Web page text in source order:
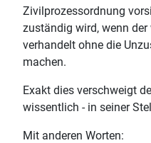
Zivilprozessordnung
zuständig wird, wenn
verhandelt ohne die
machen.
Exakt dies verschweigt
wissentlich - in seiner
Mit anderen Worten: